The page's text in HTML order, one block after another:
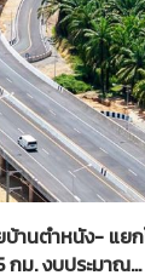
านตำหนัง- แยก
กม. งบประมาณ...